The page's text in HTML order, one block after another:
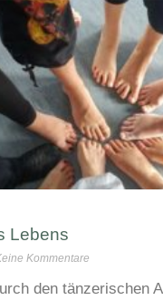
Lebens
Kommentare
den tänzerischen